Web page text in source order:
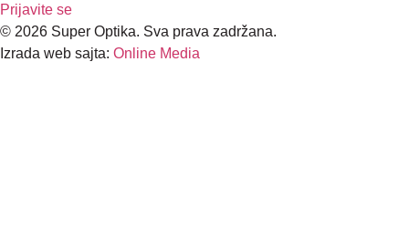
Prijavite se
© 2026 Super Optika. Sva prava zadržana.
Izrada web sajta: Online Media